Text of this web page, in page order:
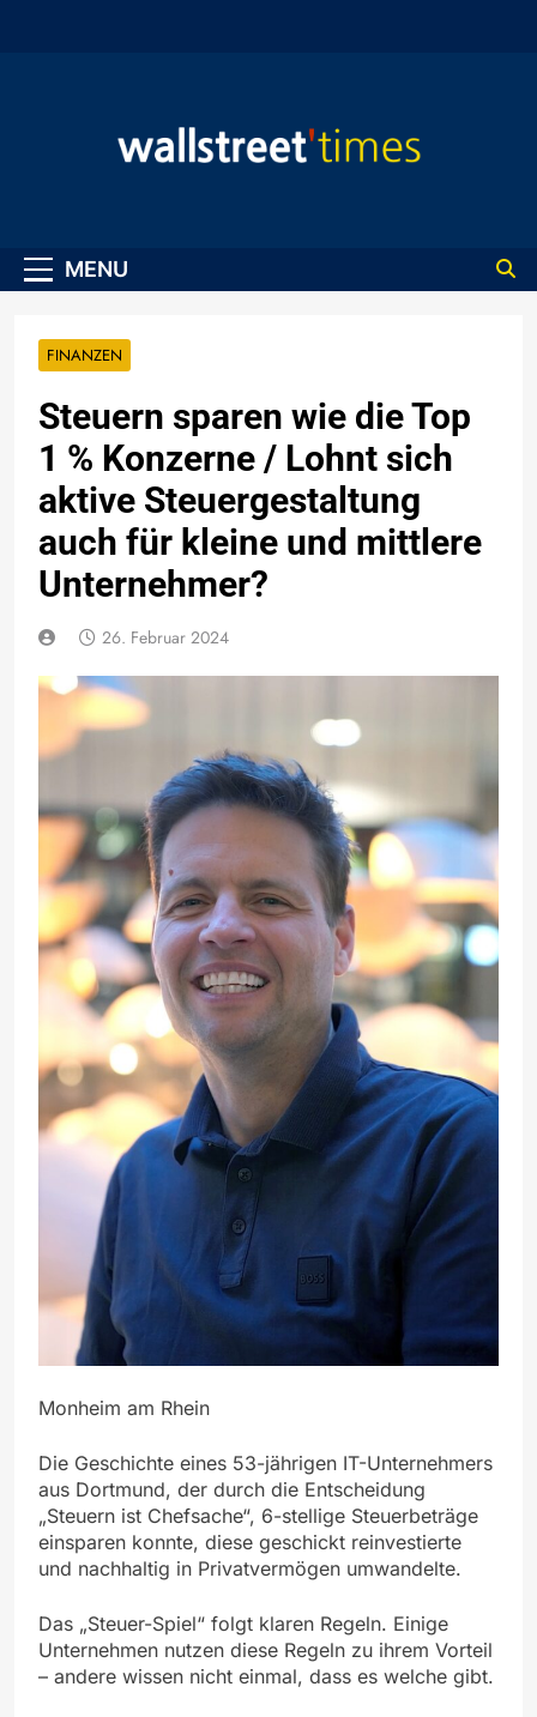
MENU
FINANZEN
Steuern sparen wie die Top
1 % Konzerne / Lohnt sich
aktive Steuergestaltung
auch für kleine und mittlere
Unternehmer?
26. Februar 2024
Monheim am Rhein
Die Geschichte eines 53-jährigen IT-Unternehmers
aus Dortmund, der durch die Entscheidung
„Steuern ist Chefsache“, 6-stellige Steuerbeträge
einsparen konnte, diese geschickt reinvestierte
und nachhaltig in Privatvermögen umwandelte.
Das „Steuer-Spiel“ folgt klaren Regeln. Einige
Unternehmen nutzen diese Regeln zu ihrem Vorteil
– andere wissen nicht einmal, dass es welche gibt.